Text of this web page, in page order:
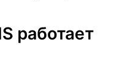
работает